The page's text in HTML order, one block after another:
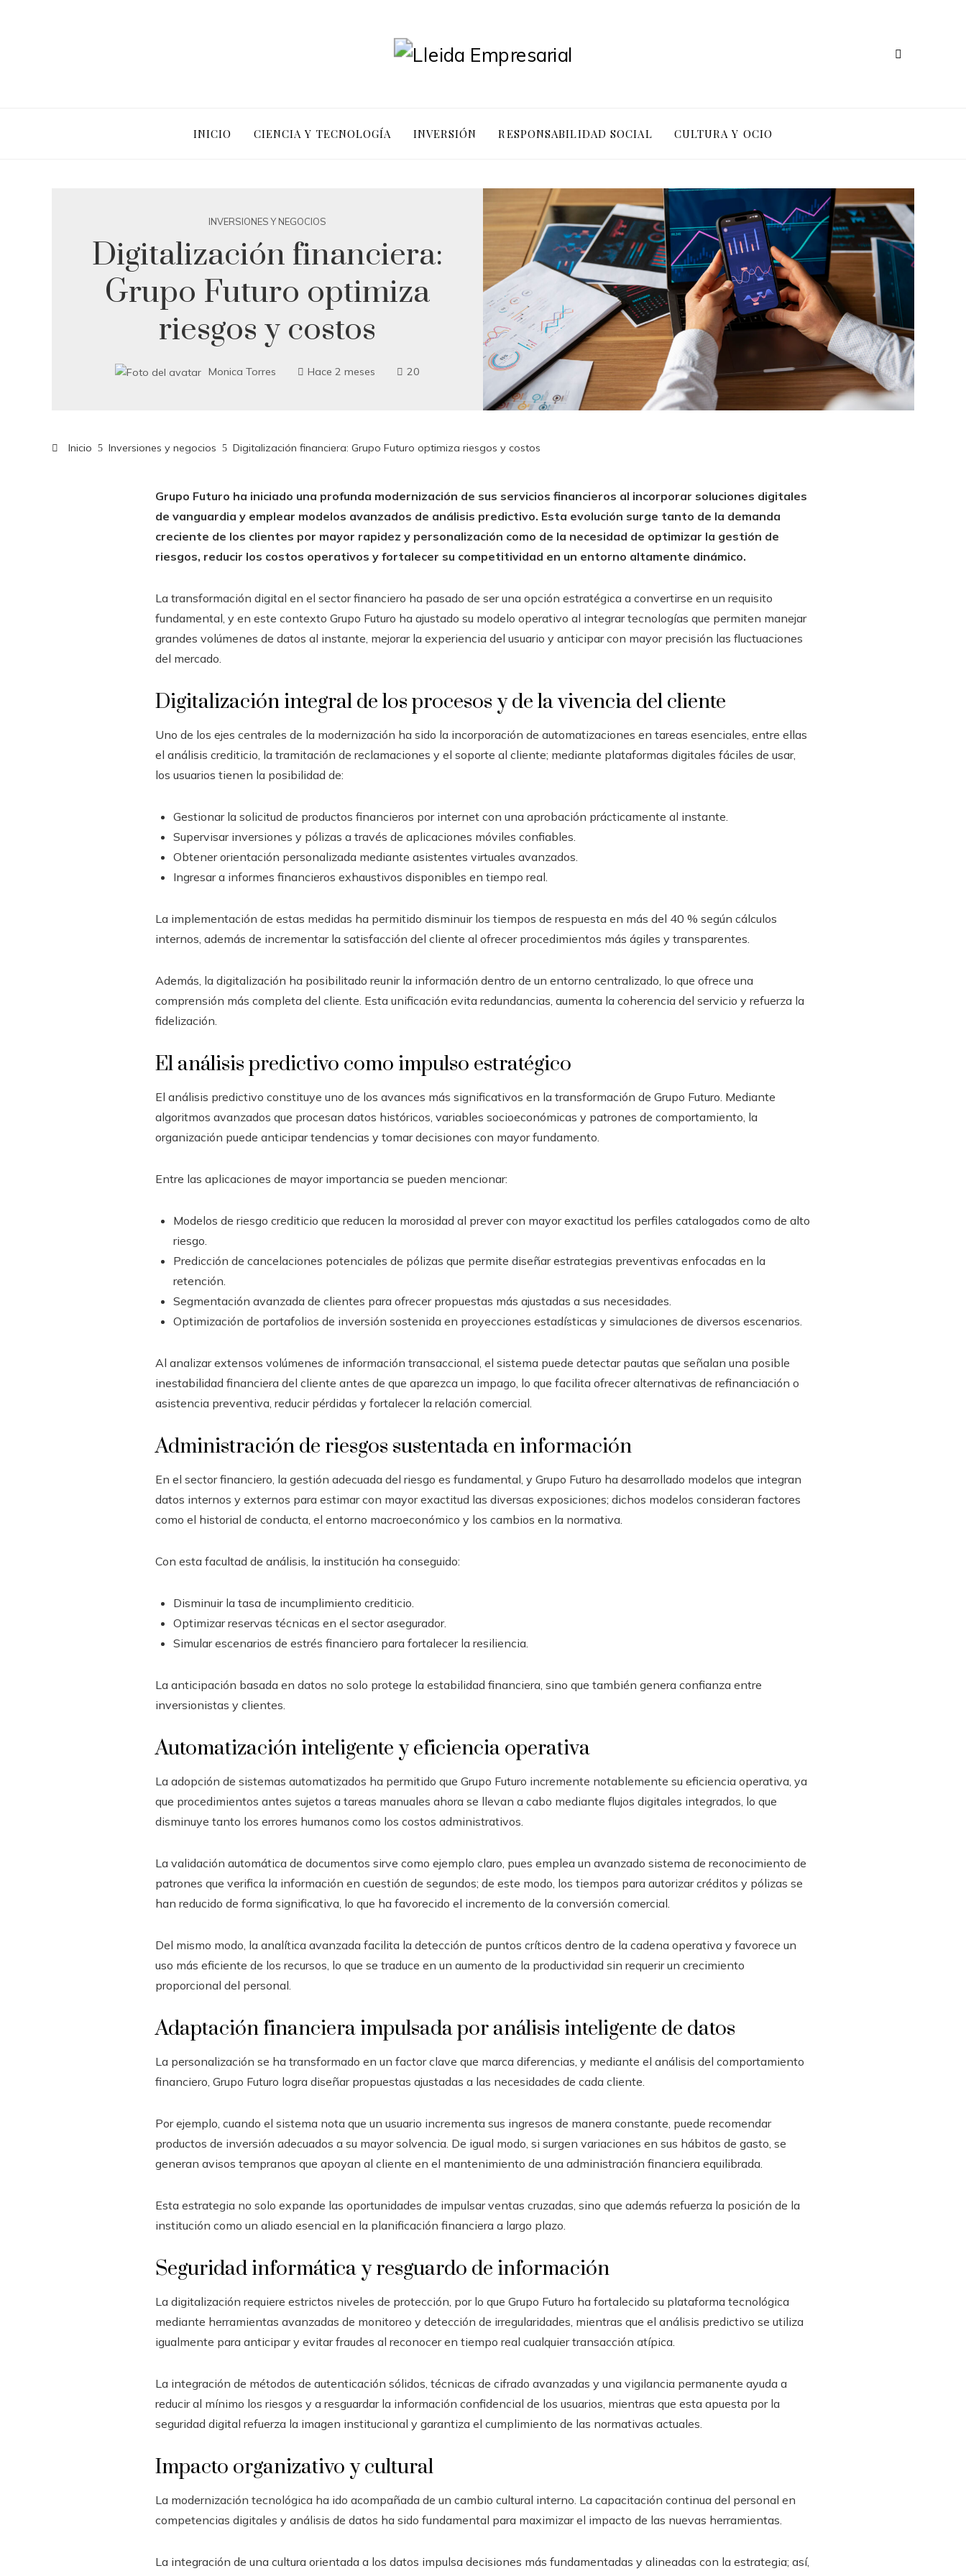
INICIO CIENCIA Y TECNOLOGÍA INVERSIÓN RESPONSABILIDAD SOCIAL CULTURA Y OCIO
INVERSIONES Y NEGOCIOS
Digitalización financiera:
Grupo Futuro optimiza
riesgos y costos
Monica Torres Hace 2 meses 20
Inicio Inversiones y negocios Digitalización financiera: Grupo Futuro optimiza riesgos y costos
Grupo Futuro ha iniciado una profunda modernización de sus servicios financieros al incorporar soluciones digitales
de vanguardia y emplear modelos avanzados de análisis predictivo. Esta evolución surge tanto de la demanda
creciente de los clientes por mayor rapidez y personalización como de la necesidad de optimizar la gestión de
riesgos, reducir los costos operativos y fortalecer su competitividad en un entorno altamente dinámico.
La transformación digital en el sector financiero ha pasado de ser una opción estratégica a convertirse en un requisito
fundamental, y en este contexto Grupo Futuro ha ajustado su modelo operativo al integrar tecnologías que permiten manejar
grandes volúmenes de datos al instante, mejorar la experiencia del usuario y anticipar con mayor precisión las fluctuaciones
del mercado.
Digitalización integral de los procesos y de la vivencia del cliente
Uno de los ejes centrales de la modernización ha sido la incorporación de automatizaciones en tareas esenciales, entre ellas
el análisis crediticio, la tramitación de reclamaciones y el soporte al cliente; mediante plataformas digitales fáciles de usar,
los usuarios tienen la posibilidad de:
Gestionar la solicitud de productos financieros por internet con una aprobación prácticamente al instante.
Supervisar inversiones y pólizas a través de aplicaciones móviles confiables.
Obtener orientación personalizada mediante asistentes virtuales avanzados.
Ingresar a informes financieros exhaustivos disponibles en tiempo real.
La implementación de estas medidas ha permitido disminuir los tiempos de respuesta en más del 40 % según cálculos
internos, además de incrementar la satisfacción del cliente al ofrecer procedimientos más ágiles y transparentes.
Además, la digitalización ha posibilitado reunir la información dentro de un entorno centralizado, lo que ofrece una
comprensión más completa del cliente. Esta unificación evita redundancias, aumenta la coherencia del servicio y refuerza la
fidelización.
El análisis predictivo como impulso estratégico
El análisis predictivo constituye uno de los avances más significativos en la transformación de Grupo Futuro. Mediante
algoritmos avanzados que procesan datos históricos, variables socioeconómicas y patrones de comportamiento, la
organización puede anticipar tendencias y tomar decisiones con mayor fundamento.
Entre las aplicaciones de mayor importancia se pueden mencionar:
Modelos de riesgo crediticio que reducen la morosidad al prever con mayor exactitud los perfiles catalogados como de alto
riesgo.
Predicción de cancelaciones potenciales de pólizas que permite diseñar estrategias preventivas enfocadas en la
retención.
Segmentación avanzada de clientes para ofrecer propuestas más ajustadas a sus necesidades.
Optimización de portafolios de inversión sostenida en proyecciones estadísticas y simulaciones de diversos escenarios.
Al analizar extensos volúmenes de información transaccional, el sistema puede detectar pautas que señalan una posible
inestabilidad financiera del cliente antes de que aparezca un impago, lo que facilita ofrecer alternativas de refinanciación o
asistencia preventiva, reducir pérdidas y fortalecer la relación comercial.
Administración de riesgos sustentada en información
En el sector financiero, la gestión adecuada del riesgo es fundamental, y Grupo Futuro ha desarrollado modelos que integran
datos internos y externos para estimar con mayor exactitud las diversas exposiciones; dichos modelos consideran factores
como el historial de conducta, el entorno macroeconómico y los cambios en la normativa.
Con esta facultad de análisis, la institución ha conseguido:
Disminuir la tasa de incumplimiento crediticio.
Optimizar reservas técnicas en el sector asegurador.
Simular escenarios de estrés financiero para fortalecer la resiliencia.
La anticipación basada en datos no solo protege la estabilidad financiera, sino que también genera confianza entre
inversionistas y clientes.
Automatización inteligente y eficiencia operativa
La adopción de sistemas automatizados ha permitido que Grupo Futuro incremente notablemente su eficiencia operativa, ya
que procedimientos antes sujetos a tareas manuales ahora se llevan a cabo mediante flujos digitales integrados, lo que
disminuye tanto los errores humanos como los costos administrativos.
La validación automática de documentos sirve como ejemplo claro, pues emplea un avanzado sistema de reconocimiento de
patrones que verifica la información en cuestión de segundos; de este modo, los tiempos para autorizar créditos y pólizas se
han reducido de forma significativa, lo que ha favorecido el incremento de la conversión comercial.
Del mismo modo, la analítica avanzada facilita la detección de puntos críticos dentro de la cadena operativa y favorece un
uso más eficiente de los recursos, lo que se traduce en un aumento de la productividad sin requerir un crecimiento
proporcional del personal.
Adaptación financiera impulsada por análisis inteligente de datos
La personalización se ha transformado en un factor clave que marca diferencias, y mediante el análisis del comportamiento
financiero, Grupo Futuro logra diseñar propuestas ajustadas a las necesidades de cada cliente.
Por ejemplo, cuando el sistema nota que un usuario incrementa sus ingresos de manera constante, puede recomendar
productos de inversión adecuados a su mayor solvencia. De igual modo, si surgen variaciones en sus hábitos de gasto, se
generan avisos tempranos que apoyan al cliente en el mantenimiento de una administración financiera equilibrada.
Esta estrategia no solo expande las oportunidades de impulsar ventas cruzadas, sino que además refuerza la posición de la
institución como un aliado esencial en la planificación financiera a largo plazo.
Seguridad informática y resguardo de información
La digitalización requiere estrictos niveles de protección, por lo que Grupo Futuro ha fortalecido su plataforma tecnológica
mediante herramientas avanzadas de monitoreo y detección de irregularidades, mientras que el análisis predictivo se utiliza
igualmente para anticipar y evitar fraudes al reconocer en tiempo real cualquier transacción atípica.
La integración de métodos de autenticación sólidos, técnicas de cifrado avanzadas y una vigilancia permanente ayuda a
reducir al mínimo los riesgos y a resguardar la información confidencial de los usuarios, mientras que esta apuesta por la
seguridad digital refuerza la imagen institucional y garantiza el cumplimiento de las normativas actuales.
Impacto organizativo y cultural
La modernización tecnológica ha ido acompañada de un cambio cultural interno. La capacitación continua del personal en
competencias digitales y análisis de datos ha sido fundamental para maximizar el impacto de las nuevas herramientas.
La integración de una cultura orientada a los datos impulsa decisiones más fundamentadas y alineadas con la estrategia; así,